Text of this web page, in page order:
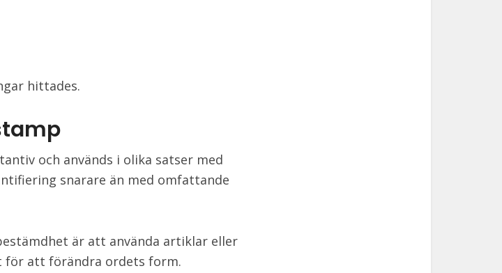
hittades.
och används i olika satser med
snarare än med omfattande
är att använda artiklar eller
för att förändra ordets form.